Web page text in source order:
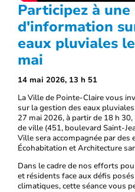
Participez à une
d'information
eaux pluviales
mai
14 mai 2026, 13 h 51
La Ville de Pointe-Claire vous
sur la gestion des eaux
27 mai 2026, à partir de 18 h
de ville (451, boulevard Saint-
Ville sera accompagnée par
Écohabitation et Architecture
Dans le cadre de nos efforts
et résidents face aux défis
climatiques, cette séance vous